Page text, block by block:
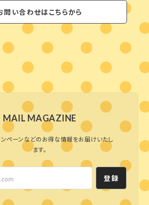
問い合わせはこちらから
MAIL MAGAZINE
ペーンなどのお得な情報をお届けいたし
ます。
登録